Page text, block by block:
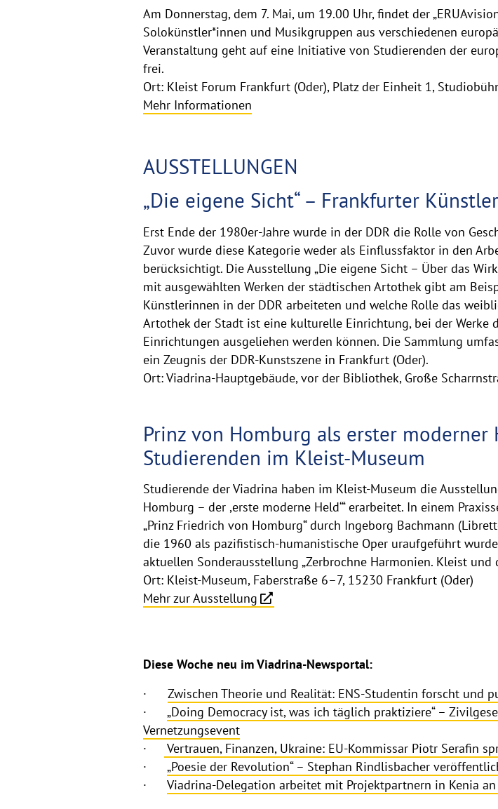
Am Donnerstag, dem 7. Mai, um 19.00 Uhr, findet der
Solokünstler*innen und Musikgruppen aus verschiedenen
Veranstaltung geht auf eine Initiative von Studierenden der
frei.
Ort: Kleist Forum Frankfurt (Oder), Platz der Einheit 1,
Mehr Informationen
AUSSTELLUNGEN
„Die eigene Sicht“ – Frankfurter
Erst Ende der 1980er-Jahre wurde in der DDR die Rolle von
Zuvor wurde diese Kategorie weder als Einflussfaktor in den
berücksichtigt. Die Ausstellung „Die eigene Sicht – Über das
mit ausgewählten Werken der städtischen Artothek gibt am
Künstlerinnen in der DDR arbeiteten und welche Rolle das
Artothek der Stadt ist eine kulturelle Einrichtung, bei der
Einrichtungen ausgeliehen werden können. Die Sammlung
ein Zeugnis der DDR-Kunstszene in Frankfurt (Oder).
Ort: Viadrina-Hauptgebäude, vor der Bibliothek, Große
Prinz von Homburg als erster
Studierenden im Kleist-Museum
Studierende der Viadrina haben im Kleist-Museum die
Homburg – der ,erste moderne Held‘“ erarbeitet. In einem
„Prinz Friedrich von Homburg“ durch Ingeborg Bachmann
die 1960 als pazifistisch-humanistische Oper uraufgeführt
aktuellen Sonderausstellung „Zerbrochne Harmonien. Kleist und
Ort: Kleist-Museum, Faberstraße 6–7, 15230 Frankfurt (Oder)
Mehr zur Ausstellung
Diese Woche neu im Viadrina-Newsportal:
· Zwischen Theorie und Realität: ENS-Studentin forscht und
· „Doing Democracy ist, was ich täglich praktiziere“ –
Vernetzungsevent
·
Vertrauen, Finanzen, Ukraine: EU-Kommissar Piotr Serafin
· „Poesie der Revolution“ – Stephan Rindlisbacher
· Viadrina-Delegation arbeitet mit Projektpartnern in Kenia